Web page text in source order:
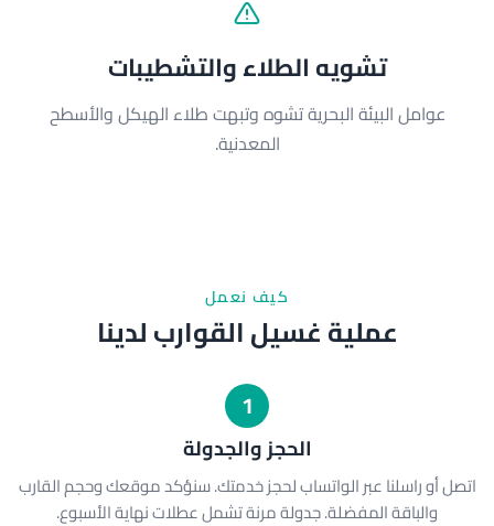
تشويه الطلاء والتشطيبات
عوامل البيئة البحرية تشوه وتبهت طلاء الهيكل والأسطح
المعدنية.
كيف نعمل
عملية غسيل القوارب لدينا
1
الحجز والجدولة
اتصل أو راسلنا عبر الواتساب لحجز خدمتك. سنؤكد موقعك وحجم القارب
والباقة المفضلة. جدولة مرنة تشمل عطلات نهاية الأسبوع.